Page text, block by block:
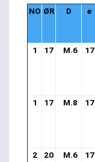
NO ØR D e
1 17 M.6 17
1 17 M.8 17
2 20 M.6 17